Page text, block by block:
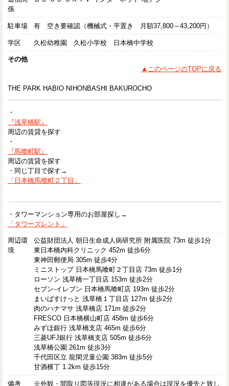
係
駐車場 有 空き要確認（機械式・平置き 月額37,800～43,200円）
学区 久松幼稚園 久松小学校 日本橋中学校
その他
▲このページのTOPに戻る
THE PARK HABIO NIHONBASHI BAKUROCHO
・
『浅草橋駅』
周辺の賃貸を探す
・
『馬喰町駅』
周辺の賃貸を探す
・同じ丁目で探す→
「日本橋馬喰町２丁目」
・タワーマンション専用のお部屋探し→
「タワーズレント」
周辺環
境
公益財団法人 朝日生命成人病研究所 附属医院 73m 徒歩1分
東日本橋内科クリニック 452m 徒歩6分
東神田郵便局 305m 徒歩4分
ミニストップ 日本橋馬喰町２丁目店 73m 徒歩1分
ローソン 浅草橋一丁目店 153m 徒歩2分
セブン-イレブン 日本橋馬喰町店 193m 徒歩2分
まいばすけっと 浅草橋１丁目店 127m 徒歩2分
肉のハナマサ 浅草橋店 171m 徒歩2分
FRESCO 日本橋横山町店 458m 徒歩6分
みずほ銀行 浅草橋支店 465m 徒歩6分
三菱UFJ銀行 浅草橋支店 505m 徒歩6分
浅草橋公園 261m 徒歩3分
千代田区立 龍閑児童公園 383m 徒歩5分
甘酒横丁 1.2km 徒歩15分
備考
※外観・間取り図等現況に相違がある場合は現況を優先と致し